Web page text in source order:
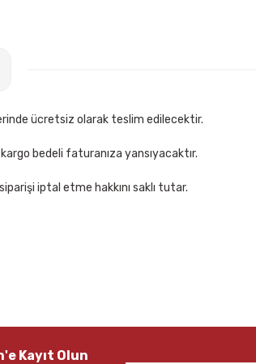
Takımı Yağmur YS-924 9 Parça Siyah-
ücretsiz olarak teslim edilecektir.
bedeli faturanıza yansıyacaktır.
iptal etme hakkını saklı tutar.
Kayıt Olun